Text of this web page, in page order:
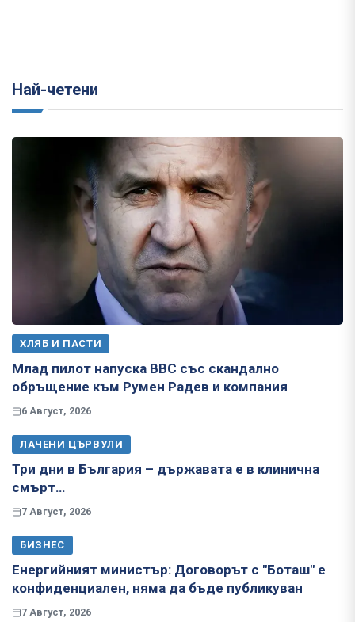
Най-четени
ХЛЯБ И ПАСТИ
Млад пилот напуска ВВС със скандално
обръщение към Румен Радев и компания
6 Август, 2026
ЛАЧЕНИ ЦЪРВУЛИ
Три дни в България – държавата е в клинична
смърт…
7 Август, 2026
БИЗНЕС
Енергийният министър: Договорът с "Боташ" е
конфиденциален, няма да бъде публикуван
7 Август, 2026